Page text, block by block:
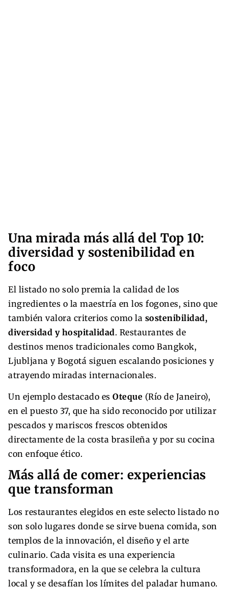
Una mirada más allá del Top 10:
diversidad y sostenibilidad en
foco
El listado no solo premia la calidad de los
ingredientes o la maestría en los fogones, sino que
también valora criterios como la sostenibilidad,
diversidad y hospitalidad. Restaurantes de
destinos menos tradicionales como Bangkok,
Ljubljana y Bogotá siguen escalando posiciones y
atrayendo miradas internacionales.
Un ejemplo destacado es Oteque (Río de Janeiro),
en el puesto 37, que ha sido reconocido por utilizar
pescados y mariscos frescos obtenidos
directamente de la costa brasileña y por su cocina
con enfoque ético.
Más allá de comer: experiencias
que transforman
Los restaurantes elegidos en este selecto listado no
son solo lugares donde se sirve buena comida, son
templos de la innovación, el diseño y el arte
culinario. Cada visita es una experiencia
transformadora, en la que se celebra la cultura
local y se desafían los límites del paladar humano.